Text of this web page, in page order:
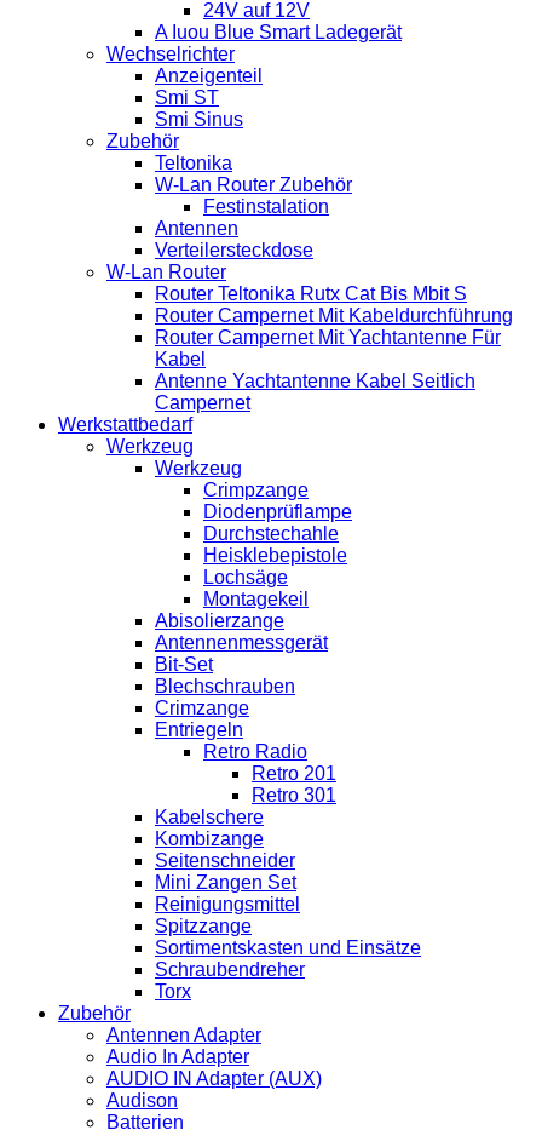
24V auf 12V
A Iuou Blue Smart Ladegerät
Wechselrichter
Anzeigenteil
Smi ST
Smi Sinus
Zubehör
Teltonika
W-Lan Router Zubehör
Festinstalation
Antennen
Verteilersteckdose
W-Lan Router
Router Teltonika Rutx Cat Bis Mbit S
Router Campernet Mit Kabeldurchführung
Router Campernet Mit Yachtantenne Für
Kabel
Antenne Yachtantenne Kabel Seitlich
Campernet
Werkstattbedarf
Werkzeug
Werkzeug
Crimpzange
Diodenprüflampe
Durchstechahle
Heisklebepistole
Lochsäge
Montagekeil
Abisolierzange
Antennenmessgerät
Bit-Set
Blechschrauben
Crimzange
Entriegeln
Retro Radio
Retro 201
Retro 301
Kabelschere
Kombizange
Seitenschneider
Mini Zangen Set
Reinigungsmittel
Spitzzange
Sortimentskasten und Einsätze
Schraubendreher
Torx
Zubehör
Antennen Adapter
Audio In Adapter
AUDIO IN Adapter (AUX)
Audison
Batterien